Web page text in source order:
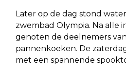
Later op de dag stond
zwembad Olympia. Na alle
genoten de deelnemers
pannenkoeken. De
met een spannende